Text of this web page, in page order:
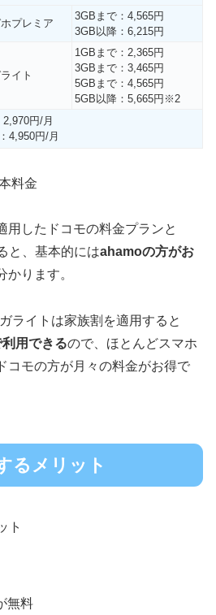
プレミア
3GBまで：4,565円
3GB以降：6,215円
イト
1GBまで：2,365円
3GBまで：3,465円
5GBまで：4,565円
5GB以降：5,665円※2
2,970円/月
4,950円/月
料金
用したドコモの料金プランと
と、基本的にはahamoの方がお
かります。
ライトは家族割を適用すると
用できるので、ほとんどスマホ
コモの方が月々の料金がお得で
るメリット
ト
無料